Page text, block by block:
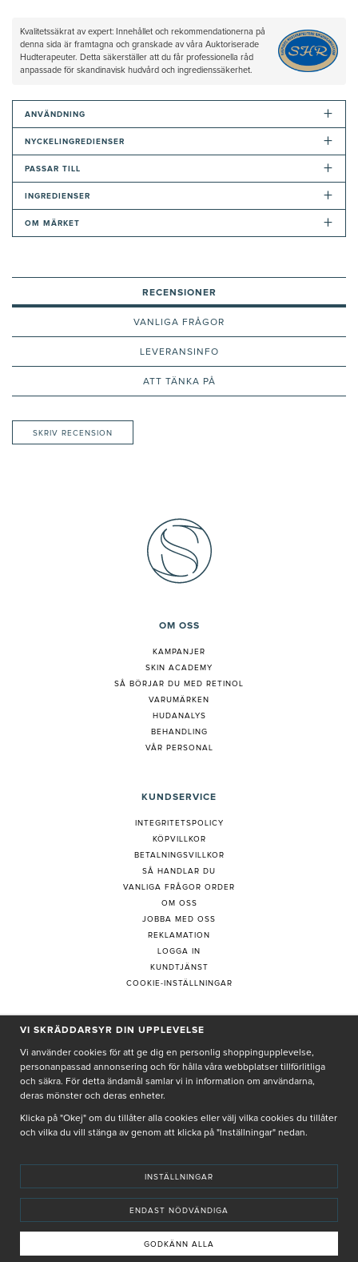
Kvalitetssäkrat av expert: Innehållet och rekommendationerna på
denna sida är framtagna och granskade av våra Auktoriserade
Hudterapeuter. Detta säkerställer att du får professionella råd
anpassade för skandinavisk hudvård och ingredienssäkerhet.
ANVÄNDNING +
NYCKELINGREDIENSER +
PASSAR TILL +
INGREDIENSER +
OM MÄRKET +
RECENSIONER
VANLIGA FRÅGOR
LEVERANSINFO
ATT TÄNKA PÅ
SKRIV RECENSION
OM OSS
KAMPANJER
SKIN ACADEMY
SÅ BÖRJAR DU MED RETINOL
VARUMÄRKEN
HUDANALYS
BEHANDLING
VÅR PERSONAL
KUNDSERVICE
INTEGRITETSPOLICY
KÖPVILLKOR
BETALNINGSVILLKOR
SÅ HANDLAR DU
VANLIGA FRÅGOR ORDER
OM OSS
JOBBA MED OSS
REKLAMATION
LOGGA IN
KUNDTJÄNST
COOKIE-INSTÄLLNINGAR
PRENUMERERA PÅ NYHETSBREV
Genom att ge min e-post, accepterar jag Seth och Sally integritetspolicy
De uppgifter du matar in kommer endast användas till våra nyhetsbrev.
INNEHÅLLET OCH REKOMMENDATIONERNA PÅ DENNA SIDA ÄR FRAMTAGNA OCH GRANSKADE
AV VÅRA AUKTORISERADE HUDTERAPEUTER.
VI SKRÄDDARSYR DIN UPPLEVELSE
Vi använder cookies för att ge dig en personlig shoppingupplevelse,
personanpassad annonsering och för hålla våra webbplatser tillförlitliga
och säkra. För detta ändamål samlar vi in information om användarna,
deras mönster och deras enheter.
Klicka på "Okej" om du tillåter alla cookies eller välj vilka cookies du tillåter
och vilka du vill stänga av genom att klicka på "Inställningar" nedan.
INSTÄLLNINGAR
ENDAST NÖDVÄNDIGA
GODKÄNN ALLA